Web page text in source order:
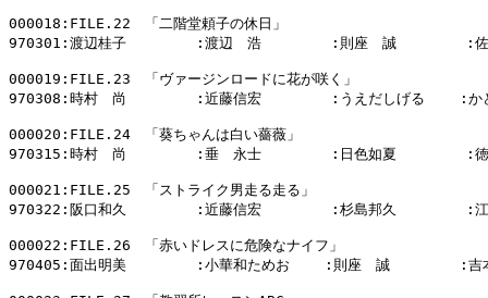
000018:FILE.22　「二階堂頼子の休日」
970301:渡辺桂子        :渡辺　浩        :則座　誠        :佐
000019:FILE.23　「ヴァージンロードに花が咲く」
970308:時村　尚        :近藤信宏        :うえだしげる    :かど
000020:FILE.24　「葵ちゃんは白い薔薇」
970315:時村　尚        :垂　永士        :日色如夏        :徳
000021:FILE.25　「ストライク男走る走る」
970322:阪口和久        :近藤信宏        :杉島邦久        :江
000022:FILE.26　「赤いドレスに危険なナイフ」
970405:面出明美        :小華和ためお    :則座　誠        :吉